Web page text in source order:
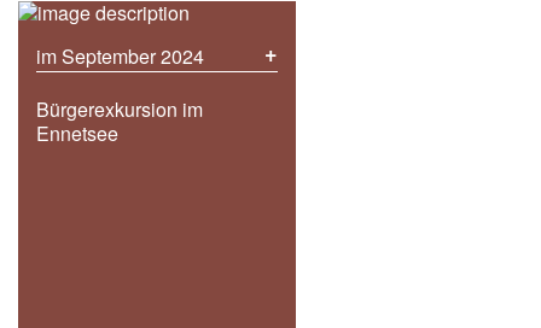
im September 2024 +
Bürgerexkursion im
Ennetsee